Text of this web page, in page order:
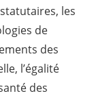
les
de
des
l’égalité
des